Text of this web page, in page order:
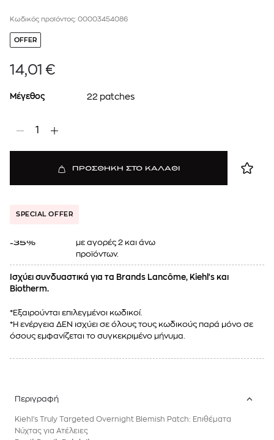
Κωδικός προϊόντος: 00003454086
OFFER
14,01 €
Μέγεθος 22 patches
1
ΠΡΟΣΘΗΚΗ ΣΤΟ ΚΑΛΑΘΙ
SPECIAL OFFER
-35%
με αγορές 2 και άνω
προϊόντων.
Ισχύει συνδυαστικά για τα Brands Lancôme, Kiehl's και
Biotherm.
*Εξαιρούνται επιλεγμένοι κωδικοί.
*Η ενέργεια ΔΕΝ ισχύει σε όλους τους κωδικούς παρά μόνο σε
όσους εμφανίζεται το συγκεκριμένο μήνυμα.
Περιγραφή
Kiehl's Truly Targeted Overnight Blemish Patch: Επιθέματα
Νύχτας για Ατέλειες